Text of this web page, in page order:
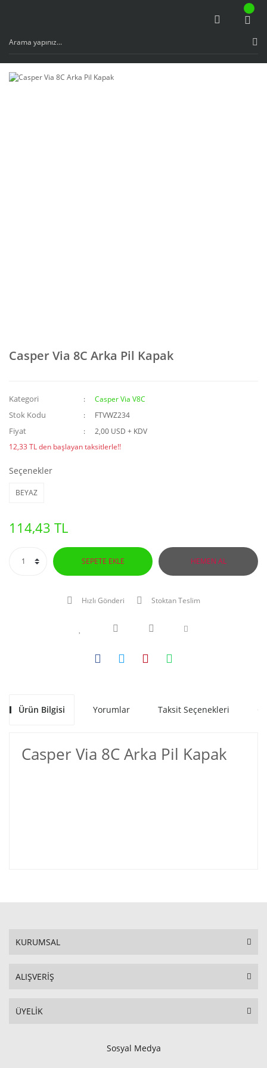
Casper Via 8C Arka Pil Kapak
Kategori Casper Via V8C
Stok Kodu FTVWZ234
Fiyat
2,00 USD + KDV
12,33 TL den başlayan taksitlerle!!
Seçenekler
BEYAZ
114,43 TL
SEPETE EKLE HEMEN AL
Hızlı Gönderi Stoktan Teslim
Ürün Bilgisi Yorumlar Taksit Seçenekleri
Casper Via 8C Arka Pil Kapak
KURUMSAL
ALIŞVERİŞ
ÜYELİK
Sosyal Medya